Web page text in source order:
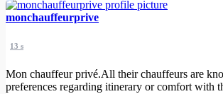
monchauffeurprive
13 s
Mon chauffeur privé.All their chauffeurs are
preferences regarding itinerary or comfort with